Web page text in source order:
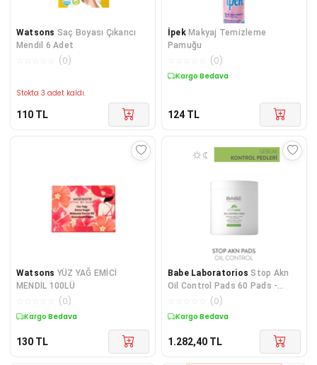
Watsons Saç Boyası Çıkarıcı
Mendil 6 Adet
(0)
Stokta 3 adet kaldı.
110 TL
İpek Makyaj Temizleme
Pamuğu
(0)
Kargo Bedava
124 TL
Watsons YÜZ YAĞ EMİCİ
MENDİL 100LÜ
(0)
Kargo Bedava
130 TL
Babe Laboratorios Stop Akn
Oil Control Pads 60 Pads -
Sebum Kontrol Pedi
(0)
Kargo Bedava
1.282,40 TL